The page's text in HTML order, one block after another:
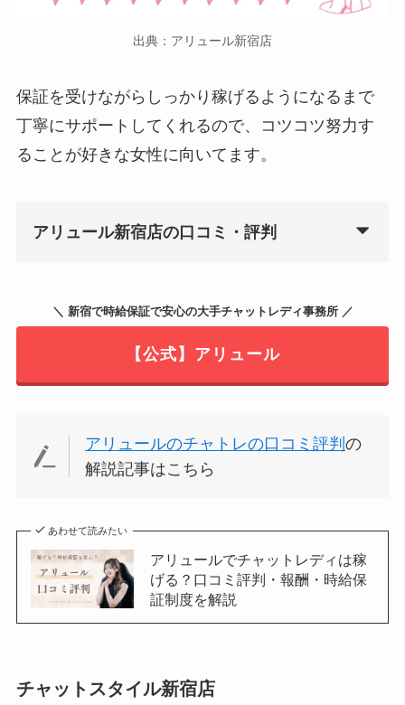
出典：アリュール新宿店
保証を受けながらしっかり稼げるようになるまで
丁寧にサポートしてくれるので、コツコツ努力す
ることが好きな女性に向いてます。
アリュール新宿店の口コミ・評判
＼ 新宿で時給保証で安心の大手チャットレディ事務所 ／
【公式】アリュール
アリュールのチャトレの口コミ評判の
解説記事はこちら
あわせて読みたい
アリュールでチャットレディは稼
げる？口コミ評判・報酬・時給保
証制度を解説
チャットスタイル新宿店